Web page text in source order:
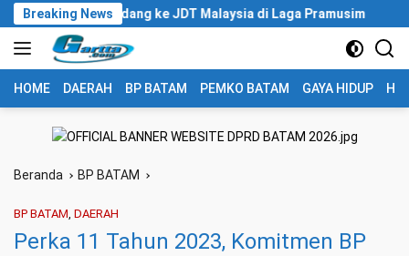
Langsung
ke
konten
Breaking News
Tandang ke JDT Malaysia di Laga Pramusim Pertamina
HOME DAERAH BP BATAM PEMKO BATAM GAYA HIDUP
Beranda BP BATAM
BP BATAM, DAERAH
Perka 11 Tahun 2023, Komitmen BP